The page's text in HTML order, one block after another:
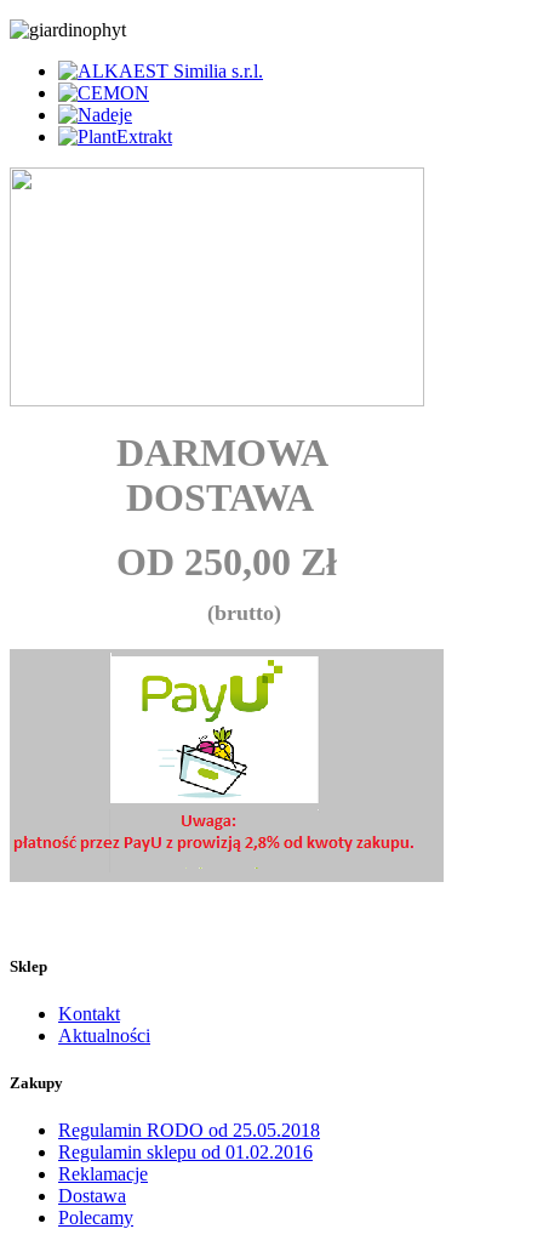
DARMOWA
DOSTAWA
OD 250,00 Zł
(brutto)
Sklep
Kontakt
Aktualności
Zakupy
Regulamin RODO od 25.05.2018
Regulamin sklepu od 01.02.2016
Reklamacje
Dostawa
Polecamy